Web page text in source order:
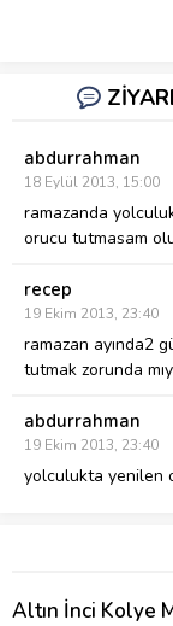
abdurrahman
18 Eylül 2013, 15:00
ramazanda
orucu tutmasam
recep
19 Ekim 2013, 23:40
ramazan ayında2
tutmak zorunda
abdurrahman
19 Ekim 2013, 23:40
yolculukta yenilen
Altın İnci Kolye